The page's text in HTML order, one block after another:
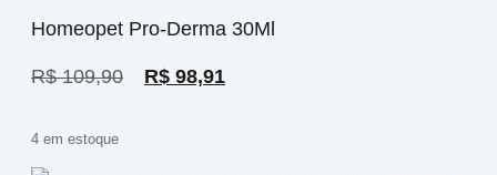
Homeopet Pro-Derma 30Ml
R$109,90 R$ 98,91
4 em estoque